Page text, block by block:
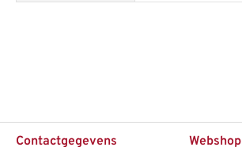
Contactgegevens Webshop